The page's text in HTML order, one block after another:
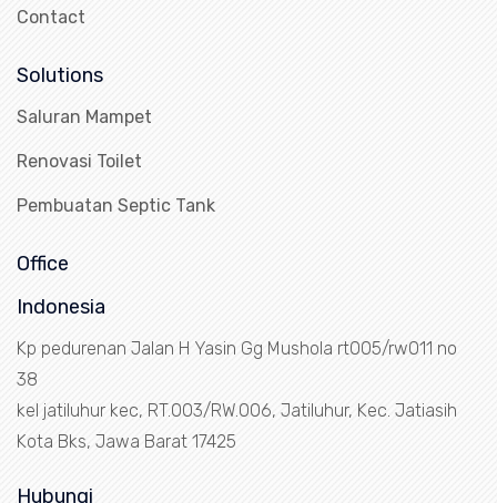
Contact
Solutions
Saluran Mampet
Renovasi Toilet
Pembuatan Septic Tank
Office
Indonesia
Kp pedurenan Jalan H Yasin Gg Mushola rt005/rw011 no
38
kel jatiluhur kec, RT.003/RW.006, Jatiluhur, Kec. Jatiasih
Kota Bks, Jawa Barat 17425
Hubungi